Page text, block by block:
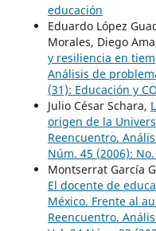
educación
Eduardo López
Morales, Diego
y resiliencia en
Análisis de
(31): Educación y
Julio César Schara,
origen de la
Reencuentro.
Núm. 45 (2006):
Montserrat García
El docente de
México. Frente al
Reencuentro.